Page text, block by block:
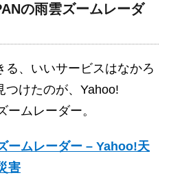
の雨雲ズームレーダ
る、いいサービスはなかろ
つけたのが、Yahoo!
ームレーダー。
ームレーダー – Yahoo!天
害